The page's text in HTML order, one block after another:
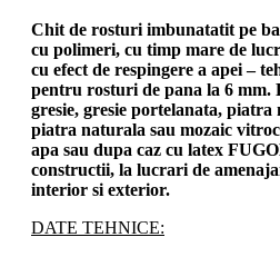
Chit de rosturi imbunatatit pe
cu polimeri, cu timp mare de
cu efect de respingere a apei –
pentru rosturi de pana la 6
gresie, gresie portelanata,
piatra naturala sau mozaic
apa sau dupa caz cu latex
constructii, la lucrari de
interior si exterior.
DATE TEHNICE: